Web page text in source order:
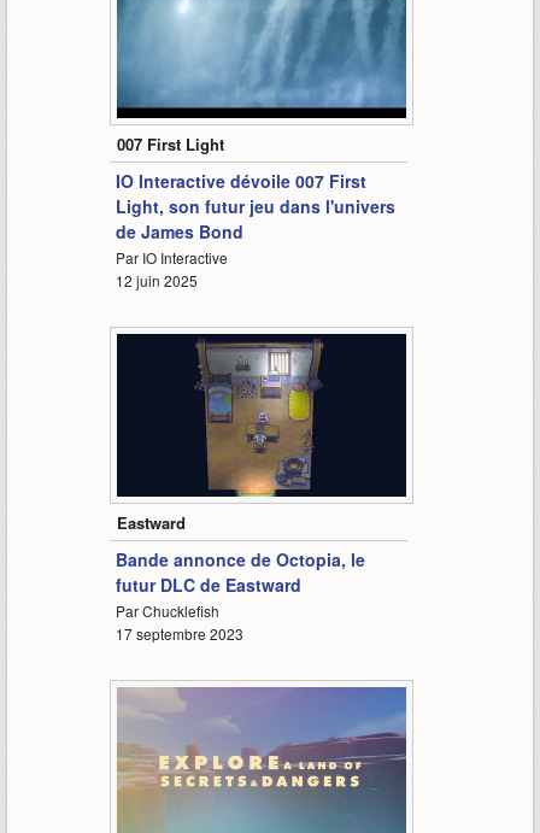
3:09
007 First Light
IO Interactive dévoile 007 First
Light, son futur jeu dans l'univers
de James Bond
Par IO Interactive
12 juin 2025
Eastward
Bande annonce de Octopia, le
futur DLC de Eastward
Par Chucklefish
17 septembre 2023